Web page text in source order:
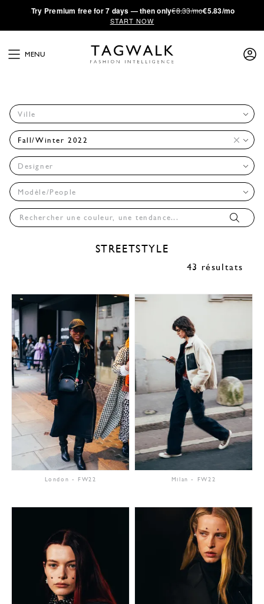
·Try Premium free for 7 days — then only€8.33/mo€5.83/mo
START NOW
MENU
Ville
Fall/Winter 2022
Designer
Modèle/People
STREETSTYLE
43 résultats
London - FW22 Milan - FW22